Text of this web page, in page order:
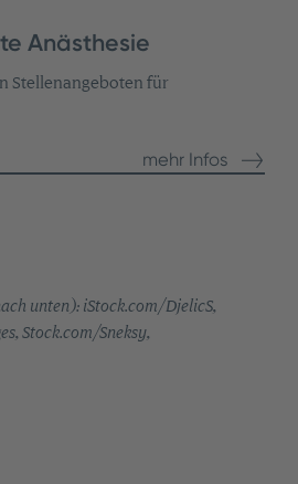
Anästhesie
Stellenangeboten für
mehr Infos
unten): iStock.com/DjelicS,
Stock.com/Sneksy,